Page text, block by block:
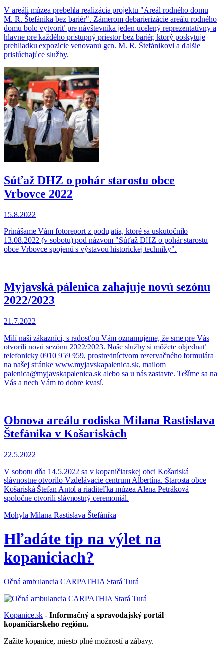
V areáli múzea prebehla realizácia projektu "Areál rodného domu
M. R. Štefánika bez bariér". Zámerom debarierizácie areálu rodného
domu bolo vytvoriť pre návštevníka jeden ucelený reprezentatívny a
hlavne pre každého prístupný priestor bez bariér, ktorý poskytuje
prehliadku expozície venovanú gen. M. R. Štefánikovi a ďalšie
prislúchajúce služby.
Súťaž DHZ o pohár starostu obce
Vrbovce 2022
15.8.2022
Prinášame Vám fotoreport z podujatia, ktoré sa uskutočnilo
13.08.2022 (v sobotu) pod názvom "Súťaž DHZ o pohár starostu
obce Vrbovce spojenú s výstavou historickej techniky".
Myjavská pálenica zahajuje novú sezónu
2022/2023
21.7.2022
Milí naši zákazníci, s radosťou Vám oznamujeme, že sme pre Vás
otvorili novú sezónu 2022/2023. Naše služby si môžete objednať
telefonicky 0910 959 959, prostredníctvom rezervačného formulára
na našej stránke www.myjavskapalenica.sk, mailom
palenica@myjavskapalenica.sk alebo sa u nás zastavte. Tešíme sa na
Vás a nech Vám to dobre kvasí.
Obnova areálu rodiska Milana Rastislava
Štefánika v Košariskách
22.5.2022
V sobotu dňa 14.5.2022 sa v kopaničiarskej obci Košariská
slávnostne otvorilo Vzdelávacie centrum Albertína. Starosta obce
Košariská Štefan Antol a riaditeľka múzea Alena Petráková
spoločne otvorili slávnostný ceremoniál.
Mohyla Milana Rastislava Štefánika
Hľadáte tip na výlet na
kopaniciach?
Očná ambulancia CARPATHIA Stará Turá
Kopanice.sk - Informačný a spravodajský portál
kopaničiarskeho regiónu.
Zažite kopanice, miesto plné možností a zábavy.